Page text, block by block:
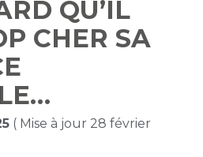
QU’IL
CHER SA
( Mise à jour 28 février